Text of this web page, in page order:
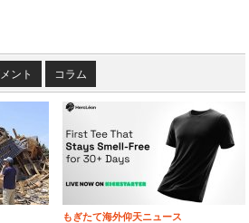
ント コラム
もぎたて海外仰天ニュース